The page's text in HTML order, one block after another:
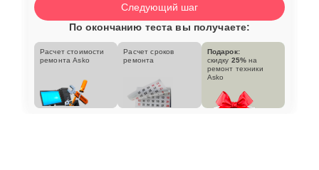
Следующий шаг
По окончанию теста вы получаете:
Расчет стоимости
ремонта Asko
Расчет сроков
ремонта
Подарок:
скидку 25% на
ремонт техники
Asko